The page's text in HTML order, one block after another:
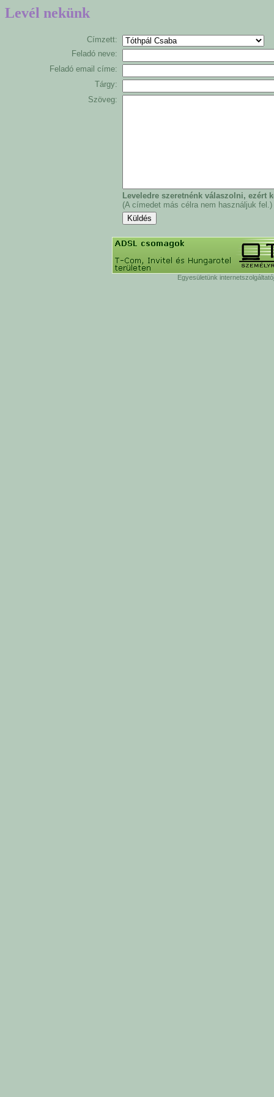
Levél nekünk
Címzett:
Feladó neve:
Feladó email címe:
Tárgy:
Szöveg:
Leveledre szeretnénk válaszolni, ezért
(A címedet más célra nem használjuk fel.)
Egyesületünk